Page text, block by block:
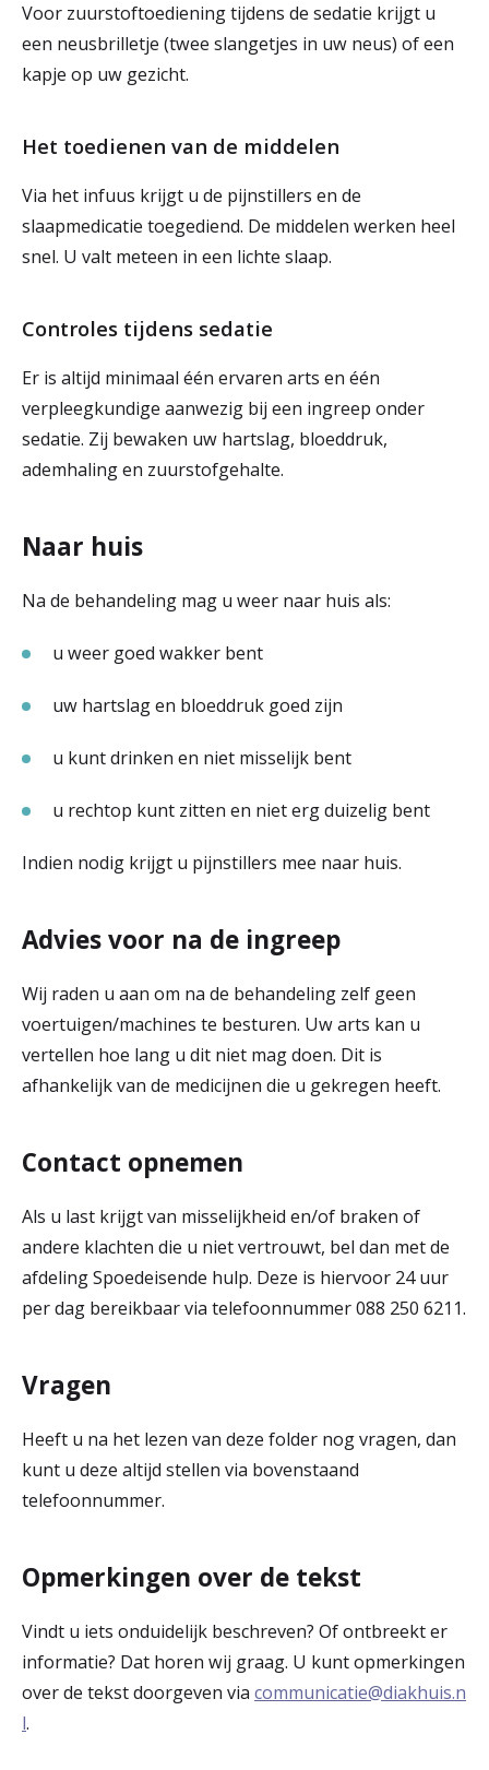
Voor zuurstoftoediening tijdens de sedatie krijgt u
een neusbrilletje (twee slangetjes in uw neus) of een
kapje op uw gezicht.
Het toedienen van de middelen
Via het infuus krijgt u de pijnstillers en de
slaapmedicatie toegediend. De middelen werken heel
snel. U valt meteen in een lichte slaap.
Controles tijdens sedatie
Er is altijd minimaal één ervaren arts en één
verpleegkundige aanwezig bij een ingreep onder
sedatie. Zij bewaken uw hartslag, bloeddruk,
ademhaling en zuurstofgehalte.
Naar huis
Na de behandeling mag u weer naar huis als:
u weer goed wakker bent
uw hartslag en bloeddruk goed zijn
u kunt drinken en niet misselijk bent
u rechtop kunt zitten en niet erg duizelig bent
Indien nodig krijgt u pijnstillers mee naar huis.
Advies voor na de ingreep
Wij raden u aan om na de behandeling zelf geen
voertuigen/machines te besturen. Uw arts kan u
vertellen hoe lang u dit niet mag doen. Dit is
afhankelijk van de medicijnen die u gekregen heeft.
Contact opnemen
Als u last krijgt van misselijkheid en/of braken of
andere klachten die u niet vertrouwt, bel dan met de
afdeling Spoedeisende hulp. Deze is hiervoor 24 uur
per dag bereikbaar via telefoonnummer 088 250 6211.
Vragen
Heeft u na het lezen van deze folder nog vragen, dan
kunt u deze altijd stellen via bovenstaand
telefoonnummer.
Opmerkingen over de tekst
Vindt u iets onduidelijk beschreven? Of ontbreekt er
informatie? Dat horen wij graag. U kunt opmerkingen
over de tekst doorgeven via communicatie@diakhuis.n
l.